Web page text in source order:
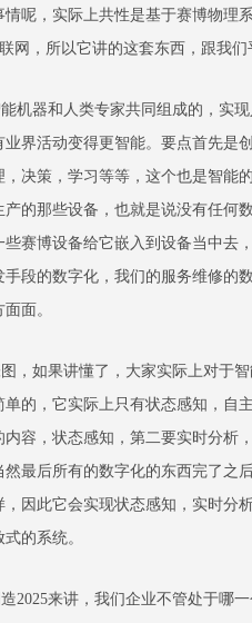
呢，实际上共性是基于赛博物理
网，所以它讲的这套东西，跟我们
器和人类专家共同组成的，实
界活动变得更智能。要点首先是
决策，学习等等，这个也是智能
的那些设备，也就是说没有任何
赛博设备给它嵌入到设备当中去
段的数字化，我们的服务维修的
面。
如果讲懂了，大家实际上对于智
的，它实际上只有状态感知，自
容，状态感知，第二要实时分析
最后所有的数字化的东西完了之
因此它会实现状态感知，实时分
的系统。
来讲，我们企业不管处于哪